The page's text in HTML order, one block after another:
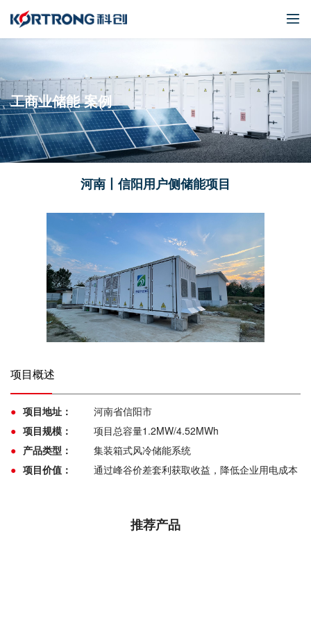
工商业储能 案例
河南丨信阳用户侧储能项目
项目概述
● 项目地址：
河南省信阳市
● 项目规模：
项目总容量1.2MW/4.52MWh
● 产品类型：
集装箱式风冷储能系统
● 项目价值： 通过峰谷价差套利获取收益，降低企业用电成本
推荐产品